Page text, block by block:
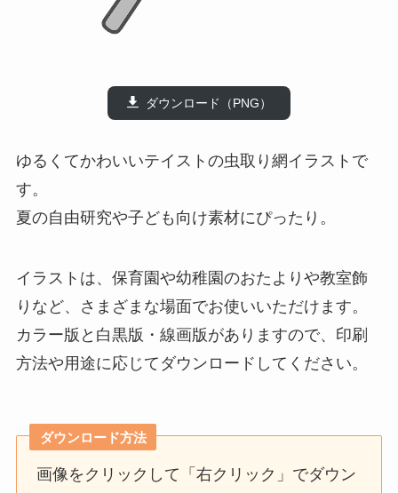
ダウンロード（PNG）
ゆるくてかわいいテイストの虫取り網イラストで
す。
夏の自由研究や子ども向け素材にぴったり。
イラストは、保育園や幼稚園のおたよりや教室飾
りなど、さまざまな場面でお使いいただけます。
カラー版と白黒版・線画版がありますので、印刷
方法や用途に応じてダウンロードしてください。
ダウンロード方法
画像をクリックして「右クリック」でダウン